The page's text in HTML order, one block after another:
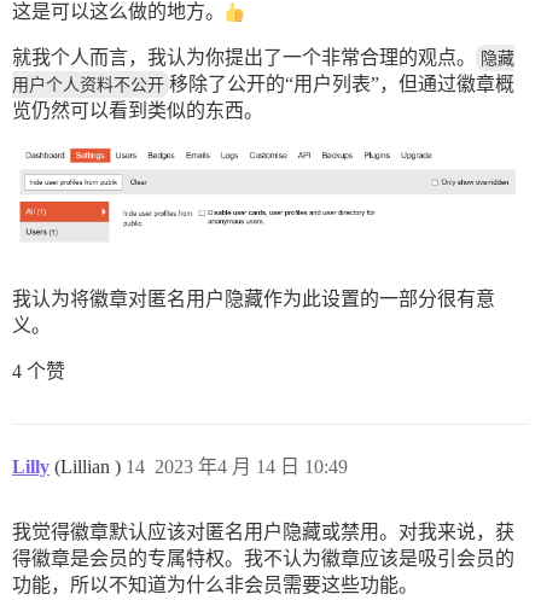
这是可以这么做的地方。
就我个人而言，我认为你提出了一个非常合理的观点。
隐藏
用户个人资料不公开 移除了公开的“用户列表”，但通过徽章概
览仍然可以看到类似的东西。
我认为将徽章对匿名用户隐藏作为此设置的一部分很有意
义。
4 个赞
Lilly (Lillian ) 2023 年4 月 14 日 10:49
14
我觉得徽章默认应该对匿名用户隐藏或禁用。对我来说，获
得徽章是会员的专属特权。我不认为徽章应该是吸引会员的
功能，所以不知道为什么非会员需要这些功能。